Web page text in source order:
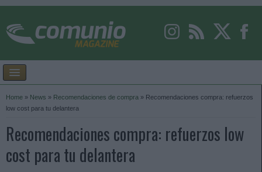
Home » News » Recomendaciones de compra » Recomendaciones compra: refuerzos
low cost para tu delantera
Recomendaciones compra: refuerzos low
cost para tu delantera